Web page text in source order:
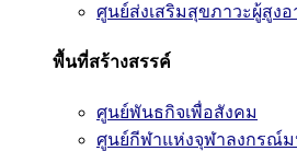
ศูนย์ส่งเสริมสุขภาวะผู้สูงอ
พื้นที่สร้างสรรค์
ศูนย์พันธกิจเพื่อสังคม
ศูนย์กีฬาแห่งจุฬาลงกรณ์ม